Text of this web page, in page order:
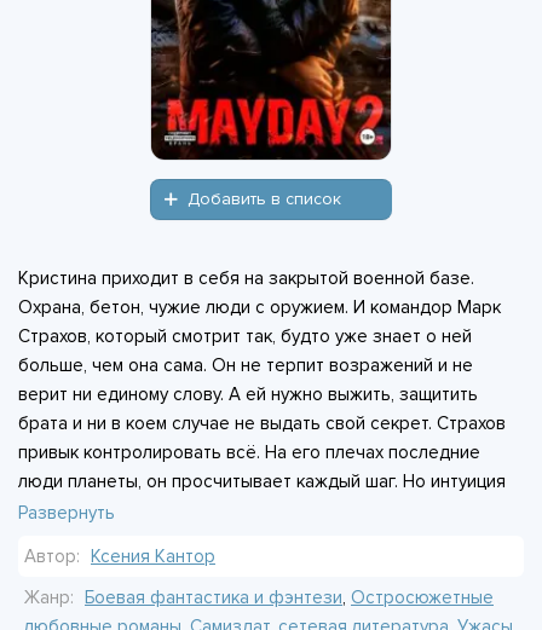
Добавить в список
Кристина приходит в себя на закрытой военной базе.
Охрана, бетон, чужие люди с оружием. И командор Марк
Страхов, который смотрит так, будто уже знает о ней
больше, чем она сама. Он не терпит возражений и не
верит ни единому слову. А ей нужно выжить, защитить
брата и ни в коем случае не выдать свой секрет. Страхов
привык контролировать всё. На его плечах последние
люди планеты, он просчитывает каждый шаг. Но интуиция
подсказывает: с этой девушкой что-то нечисто. Он
чувствует себя загнанной, каждый её ход под прицелом.
Она ловит себя на мысли, что от него невозможно
Развернуть
Автор: Ксения Кантор
Жанр: Боевая фантастика и фэнтези, Остросюжетные